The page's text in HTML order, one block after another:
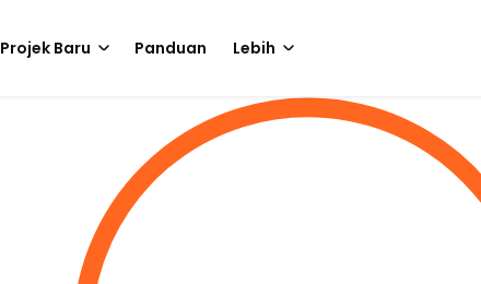
Projek Baru Panduan Lebih